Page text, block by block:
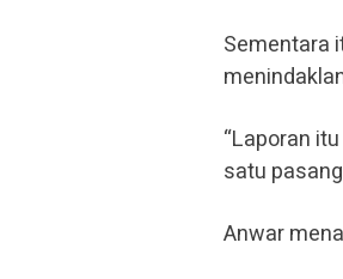
Sementara
“Laporan
satu
Anwar